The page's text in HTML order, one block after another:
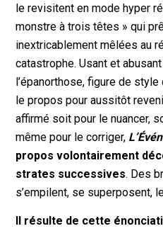
le revisitent en mode hyper
monstre à trois têtes » qui
inextricablement mêlées au
catastrophe. Usant et
l’épanorthose, figure de
le propos pour aussitôt
affirmé soit pour le nuancer,
même pour le corriger,
propos volontairement
strates successives. Des
s’empilent, se superposent,
Il résulte de cette